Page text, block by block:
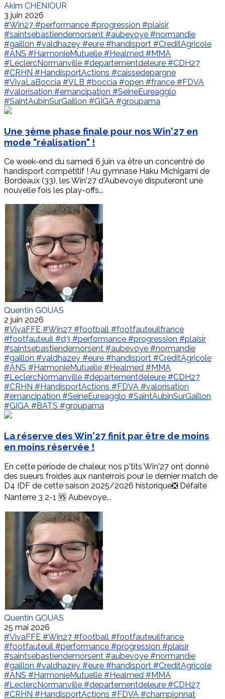
Akim CHENIOUR
3 juin 2026
#Win27 #performance #progression #plaisir
#saintsebastiendemorsent #aubevoye #normandie
#gaillon #valdhazey #eure #handisport #CreditAgricole
#ANS #HarmonieMutuelle #Healmed #MMA
#LeclercNormanville #departementdeleure #CDH27
#CRHN #HandisportActions #caissedepargne
#VivaLaBoccia #VLB #boccia #open #france #FDVA
#valorisation #emancipation #SeineEureagglo
#SaintAubinSurGaillon #GIGA #groupama
Une 3ème phase finale pour nos Win'27 en
mode "réalisation" !
Ce week-end du samedi 6 juin va être un concentré de
handisport compétitif ! Au gymnase Haku Michigami de
Bordeaux (33), les Win'27 d'Aubevoye disputeront une
nouvelle fois les play-offs...
Quentin GOUAS
2 juin 2026
#VivaFFE #Win27 #football #footfauteuilfrance
#footfauteuil #d3 #performance #progression #plaisir
#saintsebastiendemorsent #aubevoye #normandie
#gaillon #valdhazey #eure #handisport #CreditAgricole
#ANS #HarmonieMutuelle #Healmed #MMA
#LeclercNormanville #departementdeleure #CDH27
#CRHN #HandisportActions #FDVA #valorisation
#emancipation #SeineEureagglo #SaintAubinSurGaillon
#GIGA #BATS #groupama
La réserve des Win'27 finit par être de moins
en moins réservée !
En cette période de chaleur, nos p'tits Win'27 ont donné
des sueurs froides aux nanterrois pour le dernier match de
D4 IDF de cette saison 2025/2026 historique❎ Défaite
Nanterre 3 2-1 🆚 Aubevoye...
Quentin GOUAS
25 mai 2026
#VivaFFE #Win27 #football #footfauteuilfrance
#footfauteuil #performance #progression #plaisir
#saintsebastiendemorsent #aubevoye #normandie
#gaillon #valdhazey #eure #handisport #CreditAgricole
#ANS #HarmonieMutuelle #Healmed #MMA
#LeclercNormanville #departementdeleure #CDH27
#CRHN #HandisportActions #FDVA #championnat